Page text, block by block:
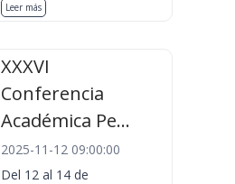
Leer más
XXXVI
Conferencia
Académica Pe...
2025-11-12 09:00:00
Del 12 al 14 de